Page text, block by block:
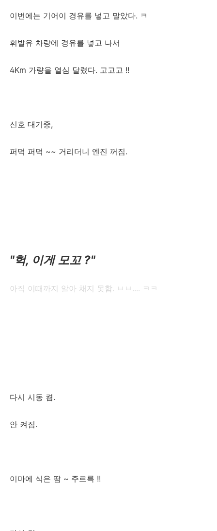
이번에는 기어이 경유를 넣고 말았다. ㅋ
휘발유 차량에 경유를 넣고 나서
4Km 가량을 열심 달렸다. 고고고 !!
신호 대기중,
퍼덕 퍼덕 ~~ 거리더니 엔진 꺼짐.
"헉, 이게 모꼬 ?"
아직 이때까지 알아 채지 못함. ㅂㅂ.... ㅋㅋ
다시 시동 켬.
안 켜짐.
이마에 식은 땀 ~ 주르륵 !!